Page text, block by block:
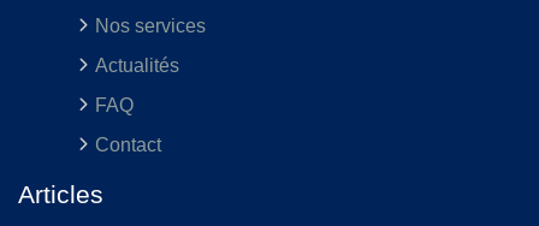
Nos services
Actualités
FAQ
Contact
Articles